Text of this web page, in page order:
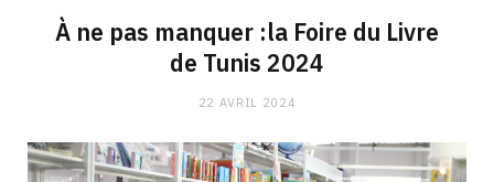
À ne pas manquer :la Foire du Livre
de Tunis 2024
22 AVRIL 2024